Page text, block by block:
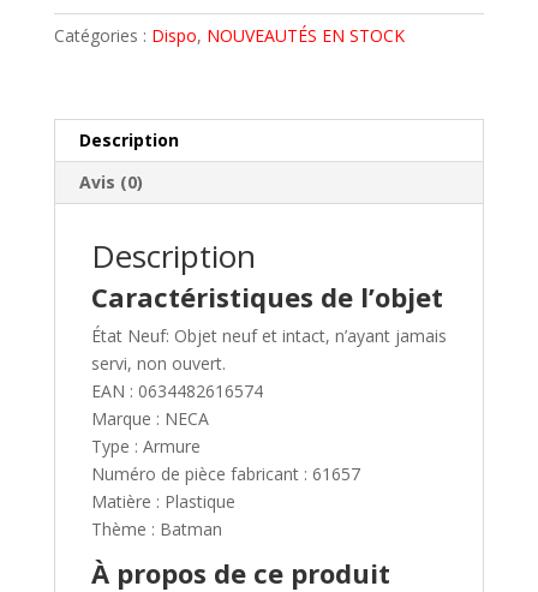
GRAPNEL
LAUNCHER
REPLIQUE
GRAPPIN
NECA
DISPO
r
v
Catégories : Dispo, NOUVEAUTÉS EN STOCK
Description
Avis (0)
Description
Caractéristiques de l’objet
État Neuf: Objet neuf et intact, n’ayant jamais
servi, non ouvert.
EAN : 0634482616574
Marque : NECA
Type : Armure
Numéro de pièce fabricant : 61657
Matière : Plastique
Thème : Batman
À propos de ce produit